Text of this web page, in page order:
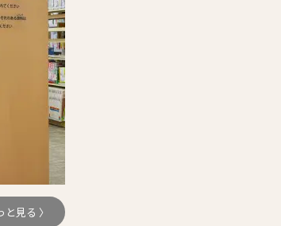
と見る 〉